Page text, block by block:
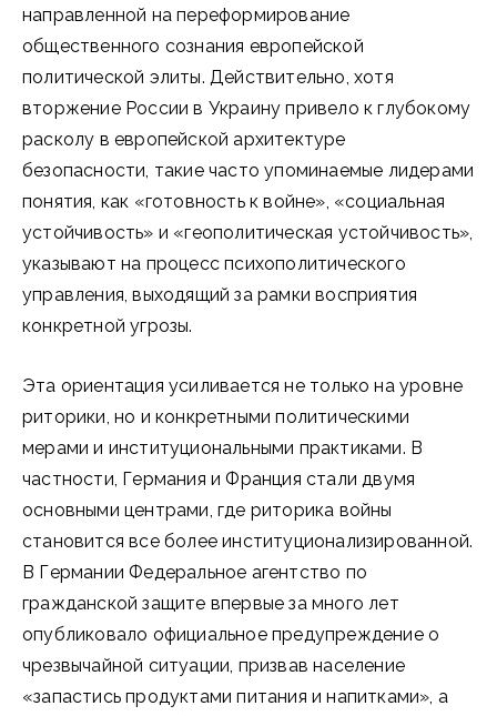
направленной на переформирование
общественного сознания европейской
политической элиты. Действительно, хотя
вторжение России в Украину привело к глубокому
расколу в европейской архитектуре
безопасности, такие часто упоминаемые лидерами
понятия, как «готовность к войне», «социальная
устойчивость» и «геополитическая устойчивость»,
указывают на процесс психополитического
управления, выходящий за рамки восприятия
конкретной угрозы.
Эта ориентация усиливается не только на уровне
риторики, но и конкретными политическими
мерами и институциональными практиками. В
частности, Германия и Франция стали двумя
основными центрами, где риторика войны
становится все более институционализированной.
В Германии Федеральное агентство по
гражданской защите впервые за много лет
опубликовало официальное предупреждение о
чрезвычайной ситуации, призвав население
«запастись продуктами питания и напитками», а